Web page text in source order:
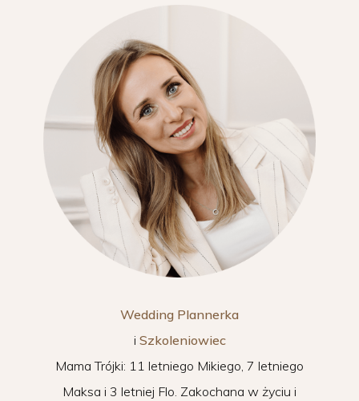
Wedding Plannerka
i Szkoleniowiec
Mama Trójki: 11 letniego Mikiego, 7 letniego
Maksa i 3 letniej Flo. Zakochana w życiu i